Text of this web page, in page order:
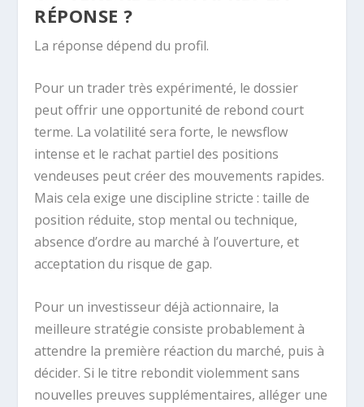
RÉPONSE ?
La réponse dépend du profil.
Pour un trader très expérimenté, le dossier
peut offrir une opportunité de rebond court
terme. La volatilité sera forte, le newsflow
intense et le rachat partiel des positions
vendeuses peut créer des mouvements rapides.
Mais cela exige une discipline stricte : taille de
position réduite, stop mental ou technique,
absence d’ordre au marché à l’ouverture, et
acceptation du risque de gap.
Pour un investisseur déjà actionnaire, la
meilleure stratégie consiste probablement à
attendre la première réaction du marché, puis à
décider. Si le titre rebondit violemment sans
nouvelles preuves supplémentaires, alléger une